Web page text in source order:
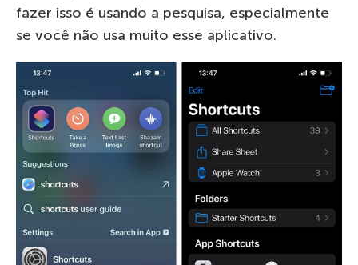
fazer isso é usando a pesquisa, especialmente
se você não usa muito esse aplicativo.